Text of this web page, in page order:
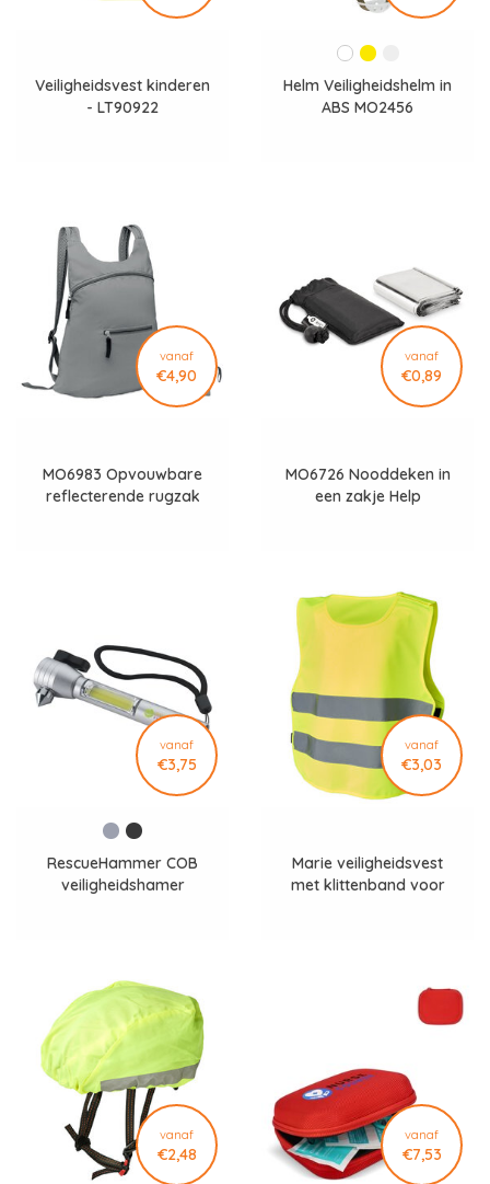
Veiligheidsvest kinderen
- LT90922
Helm Veiligheidshelm in
ABS MO2456
vanaf
€4,90
MO6983 Opvouwbare
reflecterende rugzak
vanaf
€0,89
MO6726 Nooddeken in
een zakje Help
vanaf
€3,75
RescueHammer COB
veiligheidshamer
vanaf
€3,03
Marie veiligheidsvest
met klittenband voor
vanaf
€2,48
vanaf
€7,53